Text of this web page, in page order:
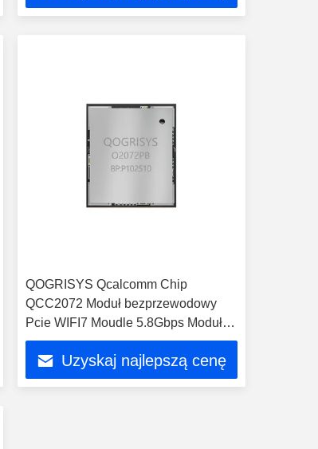
QOGRISYS Qcalcomm Chip
QCC2072 Moduł bezprzewodowy
Pcie WIFI7 Moudle 5.8Gbps Moduły
WIFI
Uzyskaj najlepszą cenę